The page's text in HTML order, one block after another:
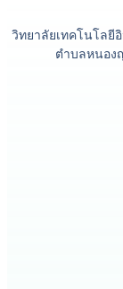
วิทยาลัยเทคโนโล
ตำบลหนอง